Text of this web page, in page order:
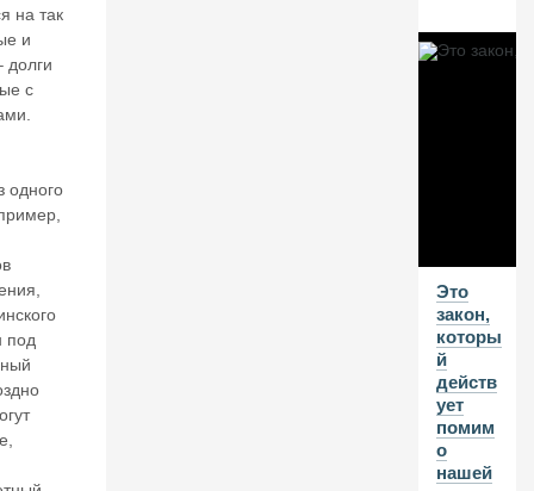
Г
26
и
А
та
н
на так
и
долги
с
одного
под
Это
закон,
которы
й
действ
ует
помим
о
нашей